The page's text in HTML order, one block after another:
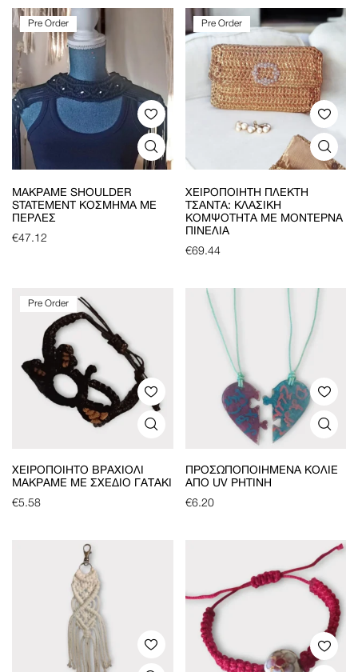
Pre Order
ΜΑΚΡΑΜΈ SHOULDER
STATEMENT ΚΌΣΜΗΜΑ ΜΕ
ΠΈΡΛΕΣ
€47.12
Pre Order
ΧΕΙΡΟΠΟΊΗΤΗ ΠΛΕΚΤΉ
ΤΣΆΝΤΑ: ΚΛΑΣΙΚΉ
ΚΟΜΨΌΤΗΤΑ ΜΕ ΜΟΝΤΈΡΝΑ
ΠΙΝΕΛΙΆ
€69.44
Pre Order
ΧΕΙΡΟΠΟΊΗΤΟ ΒΡΑΧΙΌΛΙ
ΜΑΚΡΑΜΈ ΜΕ ΣΧΈΔΙΟ ΓΑΤΆΚΙ
€5.58
ΠΡΟΣΩΠΟΠΟΙΗΜΈΝΑ ΚΟΛΙΈ
ΑΠΌ UV ΡΗΤΊΝΗ
€6.20